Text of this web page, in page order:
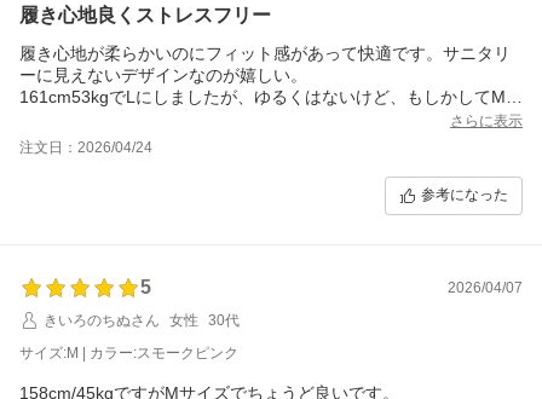
履き心地良くストレスフリー
履き心地が柔らかいのにフィット感があって快適です。サニタリ
ーに見えないデザインなのが嬉しい。
161cm53kgでLにしましたが、ゆるくはないけど、もしかしてMの
方が良かったのかも？色違いで欲しいので次はMにしてみます。
さらに表示
注文日：2026/04/24
参考になった
5
2026/04/07
きいろのちぬさん
女性
30代
サイズ:M | カラー:スモークピンク
158cm/45kgですがMサイズでちょうど良いです。